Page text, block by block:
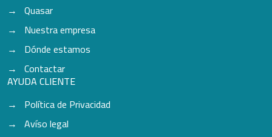
Quasar
Nuestra empresa
Dónde estamos
Contactar
AYUDA CLIENTE
Política de Privacidad
Avíso legal